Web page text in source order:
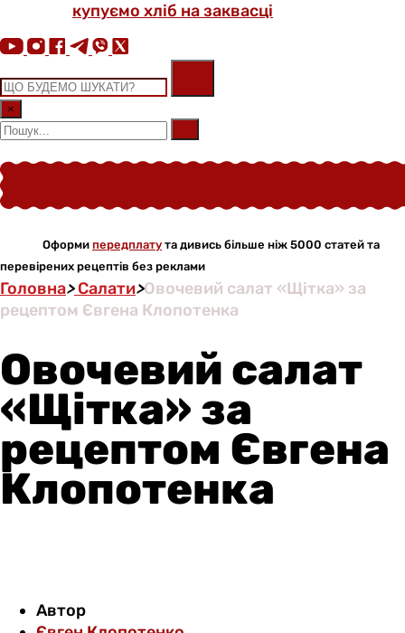
купуємо хліб на заквасці
×
Оформи передплату та дивись більше ніж 5000 статей та
перевірених рецептів без реклами
Головна>Салати>Овочевий салат «Щітка» за
рецептом Євгена Клопотенка
Овочевий салат
«Щітка» за
рецептом Євгена
Клопотенка
Автор